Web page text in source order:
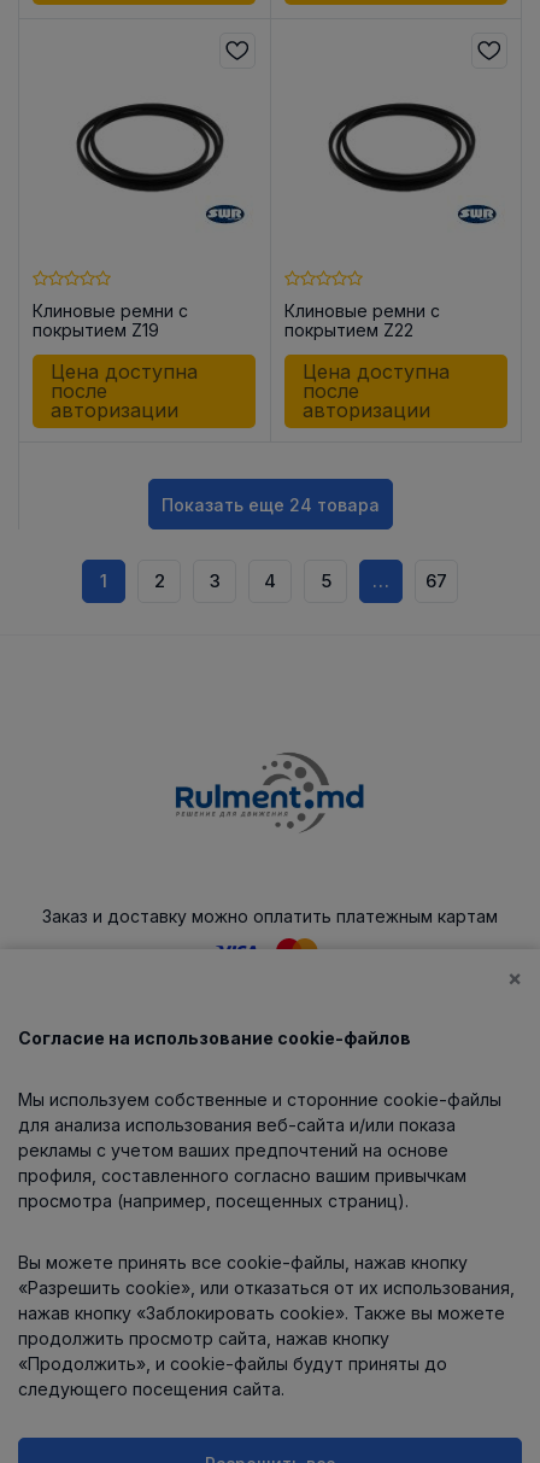
Клиновые ремни с
покрытием Z19
Цена доступна
после
авторизации
Клиновые ремни с
покрытием Z22
Цена доступна
после
авторизации
Показать еще 24 товара
1 2 3 4 5 … 67
Заказ и доставку можно оплатить платежным картам
Каталог
О компании
Информация
Контакты
×
Согласие на использование cookie-файлов
Мы используем собственные и сторонние cookie-файлы
для анализа использования веб-сайта и/или показа
рекламы с учетом ваших предпочтений на основе
профиля, составленного согласно вашим привычкам
просмотра (например, посещенных страниц).
Вы можете принять все cookie-файлы, нажав кнопку
«Разрешить cookie», или отказаться от их использования,
нажав кнопку «Заблокировать cookie». Также вы можете
продолжить просмотр сайта, нажав кнопку
«Продолжить», и cookie-файлы будут приняты до
следующего посещения сайта.